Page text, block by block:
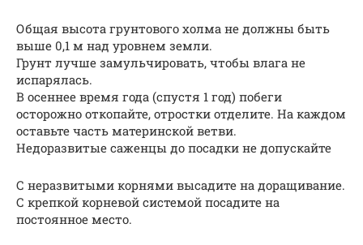
Общая высота грунтового холма не должны быть
выше 0,1 м над уровнем земли.
Грунт лучше замульчировать, чтобы влага не
испарялась.
В осеннее время года (спустя 1 год) побеги
осторожно откопайте, отростки отделите. На каждом
оставьте часть материнской ветви.
Недоразвитые саженцы до посадки не допускайте
С неразвитыми корнями высадите на доращивание.
С крепкой корневой системой посадите на
постоянное место.